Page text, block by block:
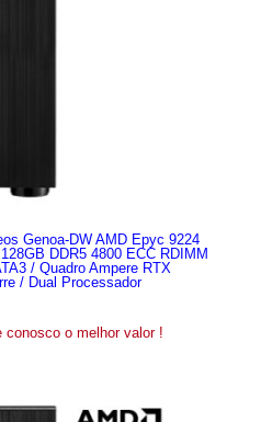
Genoa-DW AMD Epyc 9224
DDR5 4800 ECC RDIMM
/ Quadro Ampere RTX
/ Dual Processador
conosco o melhor valor !